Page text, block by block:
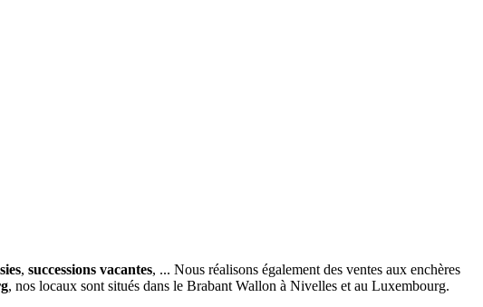
, successions vacantes, ... Nous réalisons également des ventes aux enchères
, nos locaux sont situés dans le Brabant Wallon à Nivelles et au Luxembourg.